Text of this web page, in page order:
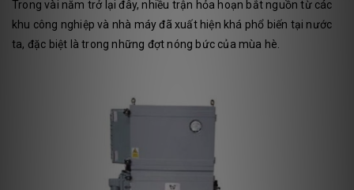
Trong vài năm trở lại đây, nhiều trận hỏa hoạn bắt nguồn từ các
khu công nghiệp và nhà máy đã xuất hiện khá phổ biến tại nước
ta, đặc biệt là trong những đợt nóng bức của mùa hè.